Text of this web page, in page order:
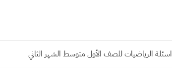
طقس العراق المناطق المشمولة بتساقط الامطار في العراق خلال ٢٤...